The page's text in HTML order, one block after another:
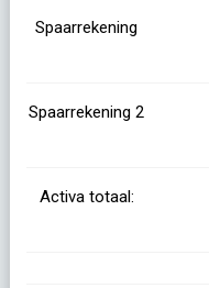
Spaarrekening
Spaarrekening 2
Activa totaal: